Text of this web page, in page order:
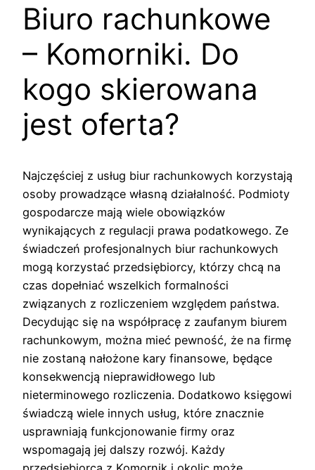
Biuro rachunkowe
– Komorniki. Do
kogo skierowana
jest oferta?
Najczęściej z usług biur rachunkowych korzystają
osoby prowadzące własną działalność. Podmioty
gospodarcze mają wiele obowiązków
wynikających z regulacji prawa podatkowego. Ze
świadczeń profesjonalnych biur rachunkowych
mogą korzystać przedsiębiorcy, którzy chcą na
czas dopełniać wszelkich formalności
związanych z rozliczeniem względem państwa.
Decydując się na współpracę z zaufanym biurem
rachunkowym, można mieć pewność, że na firmę
nie zostaną nałożone kary finansowe, będące
konsekwencją nieprawidłowego lub
nieterminowego rozliczenia. Dodatkowo księgowi
świadczą wiele innych usług, które znacznie
usprawniają funkcjonowanie firmy oraz
wspomagają jej dalszy rozwój. Każdy